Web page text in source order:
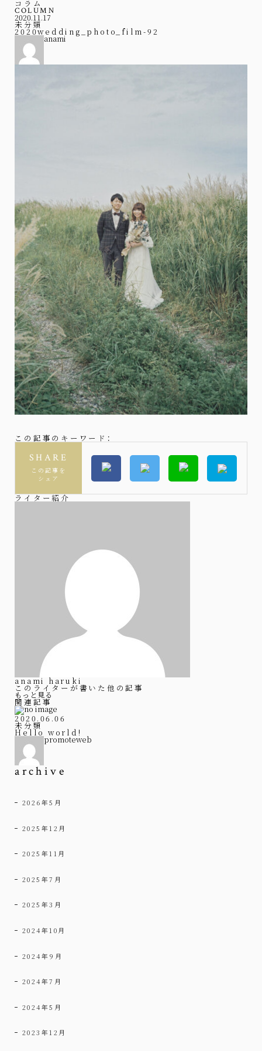
コラム
COLUMN
2020.11.17
未分類
2020wedding_photo_film-92
anami
この記事のキーワード：
SHARE
この記事を
シェア
ライター紹介
anami haruki
このライターが書いた他の記事
もっと見る
関連記事
2020.06.06
未分類
Hello world!
promoteweb
archive
2026年5月
2025年12月
2025年11月
2025年7月
2025年3月
2024年10月
2024年9月
2024年7月
2024年5月
2023年12月